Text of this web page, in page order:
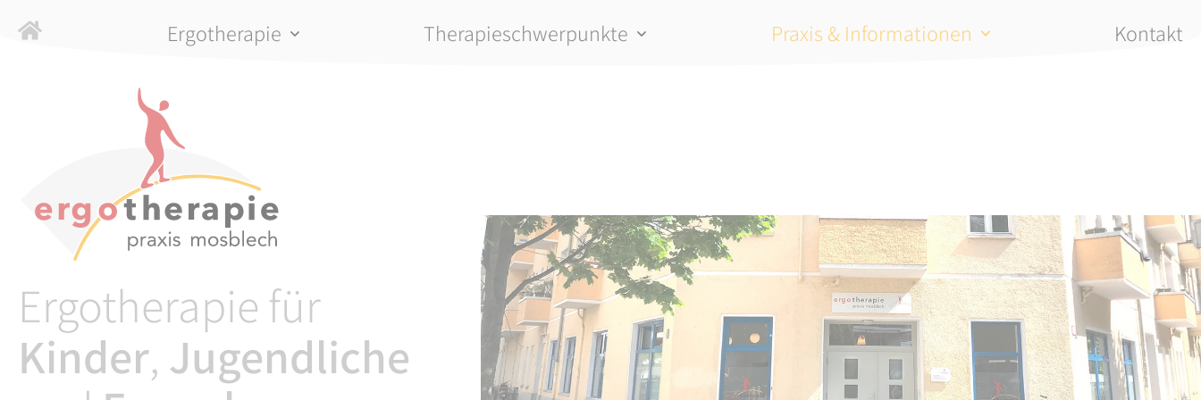
Navigation
Ergotherapie Therapieschwerpunkte Praxis & Informationen Kontakt
Ergotherapie für
Kinder, Jugendliche